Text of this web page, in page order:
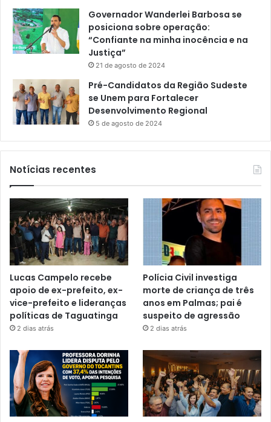
Governador Wanderlei Barbosa se
posiciona sobre operação:
“Confiante na minha inocência e na
Justiça”
21 de agosto de 2024
Pré-Candidatos da Região Sudeste
se Unem para Fortalecer
Desenvolvimento Regional
5 de agosto de 2024
Notícias recentes
Lucas Campelo recebe
apoio de ex-prefeito, ex-
vice-prefeito e lideranças
políticas de Taguatinga
2 dias atrás
Polícia Civil investiga
morte de criança de três
anos em Palmas; pai é
suspeito de agressão
2 dias atrás